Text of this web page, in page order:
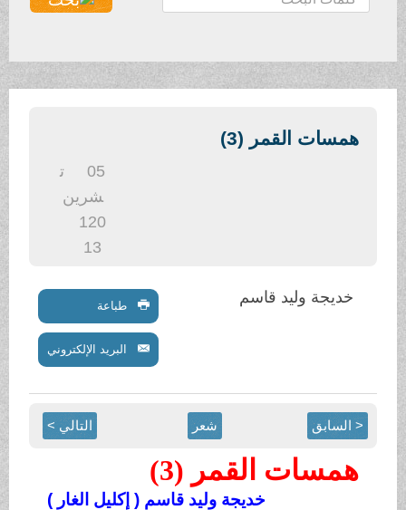
ح
ث
همسات القمر (3)
شرين
120
خديجة وليد قاسم طباعة
البريد الإلكتروني
< السابق شعر التالي >
همسات القمر (3)
خديجة وليد قاسم ( إكليل الغار )